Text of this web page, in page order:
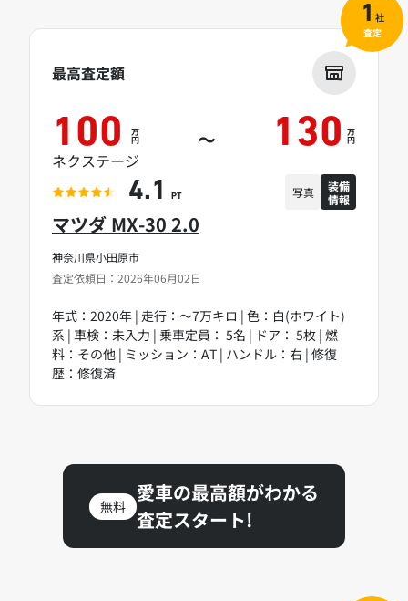
神奈川県小田原市
査定依頼日：2026年06月02日
マツダ MX-30 2.0
年式：2020年 | 走行：～7万キロ | 色：白(ホワイト)
系 | 車検：未入力 | 乗車定員： 5名 | ドア： 5枚 | 燃
料：その他 | ミッション：AT | ハンドル：右 | 修復
歴：修復済
最高査定額
100 万
円 ～ 130 万
円
ネクステージ
4.1 PT 写真
装備
情報
1 社
査定
無料
愛車の最高額がわかる
査定スタート!